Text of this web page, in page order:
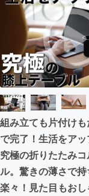
テクノ
映像・
ビジネ
まちづ
CAMPFIRE
CAMPFIRE
組み立ても片付け
で完了！生活をア
究極の折りたたみ
ル。驚きの薄さで持
楽々！見た目もお